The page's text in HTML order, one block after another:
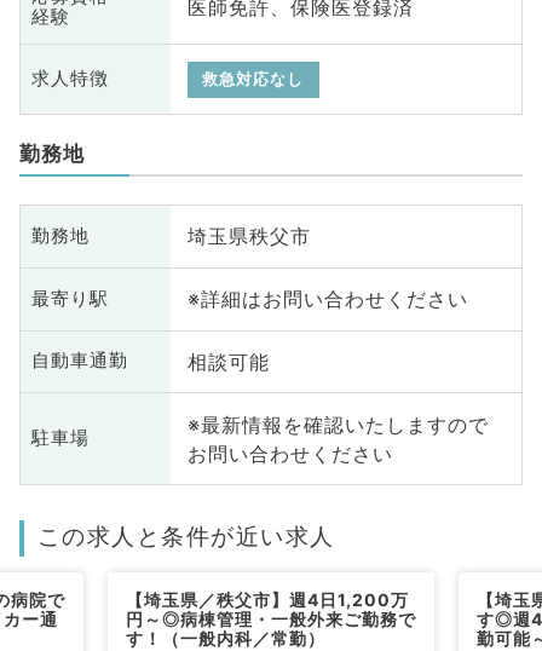
経験
医師免許、保険医登録済
求人特徴 救急対応なし
勤務地
勤務地 埼玉県秩父市
最寄り駅 ※詳細はお問い合わせください
自動車通勤 相談可能
駐車場
※最新情報を確認いたしますので
お問い合わせください
この求人と条件が近い求人
病院で
ー通
【埼玉県／秩父市】週4日1,200万
円～◎病棟管理・一般外来ご勤務で
す！（一般内科／常勤）
【埼
す◎週4
勤可能